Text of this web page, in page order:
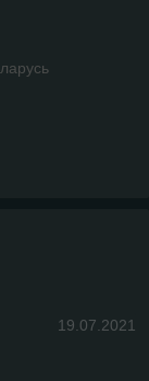
19.07.2021